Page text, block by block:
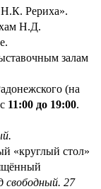
Н.К. Рериха».
Н.Д.
залам
(на
11:00 до 19:00.
«круглый стол»
свободный. 27